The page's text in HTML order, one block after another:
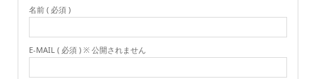
名前 ( 必須 )
E-MAIL ( 必須 ) ※ 公開されません